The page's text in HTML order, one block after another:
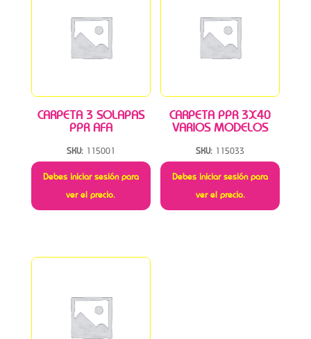
CARPETA 3 SOLAPAS
PPR AFA
SKU: 115001
Debes iniciar sesión para
ver el precio.
CARPETA PPR 3X40
VARIOS MODELOS
SKU: 115033
Debes iniciar sesión para
ver el precio.